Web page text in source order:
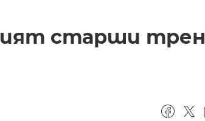
старши